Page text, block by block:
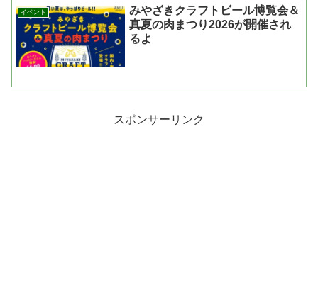
イベント
みやざきクラフトビール博覧会＆
真夏の肉まつり2026が開催され
るよ
スポンサーリンク